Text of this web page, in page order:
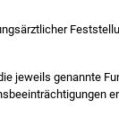
jeweils genannte